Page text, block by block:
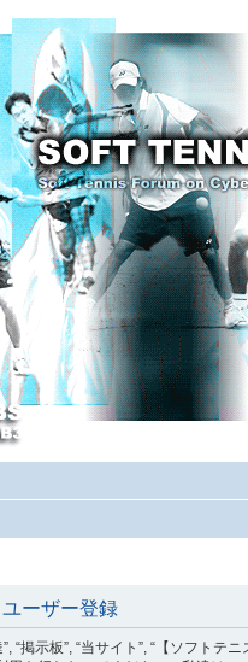
ーザー登録
“掲示板”, “当サイト”, “【ソフト